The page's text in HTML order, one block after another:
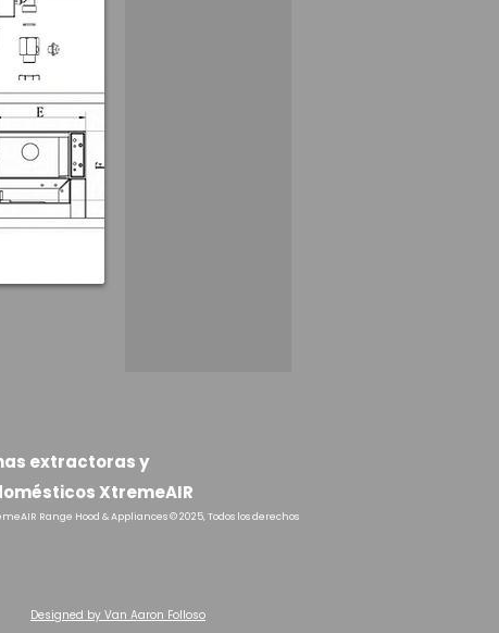
extractoras y
XtremeAIR
Range Hood & Appliances © 2025, Todos los derechos
Designed by Van Aaron Folloso